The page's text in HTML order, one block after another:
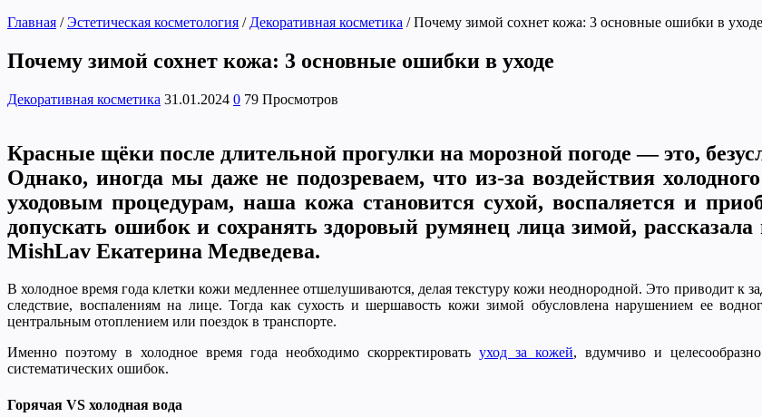
Главная / Эстетическая косметология / Декоративная косметика / Почему зимой сохнет кожа: 3 основные ошибки в уходе
Почему зимой сохнет кожа: 3 основные ошибки в уходе
Декоративная косметика 31.01.2024 0 79 Просмотров
Красные щёки после длительной прогулки на морозной погоде — это,
Однако, иногда мы даже не подозреваем, что из-за воздействия
уходовым процедурам, наша кожа становится сухой, воспаляется и
допускать ошибок и сохранять здоровый румянец лица зимой,
MishLav Екатерина Медведева.
В холодное время года клетки кожи медленнее отшелушиваются, делая текстуру кожи неоднородной. Это приводит к
следствие, воспалениям на лице. Тогда как сухость и шершавость кожи зимой обусловлена нарушением ее
центральным отоплением или поездок в транспорте.
Именно поэтому в холодное время года необходимо скорректировать уход за кожей, вдумчиво и
систематических ошибок.
Горячая VS холодная вода